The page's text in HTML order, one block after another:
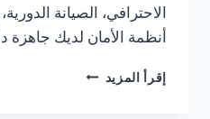
الاحترافي، الصيانة
أنظمة الأمان لديك جاهزة
إقرأ المزيد صيانة